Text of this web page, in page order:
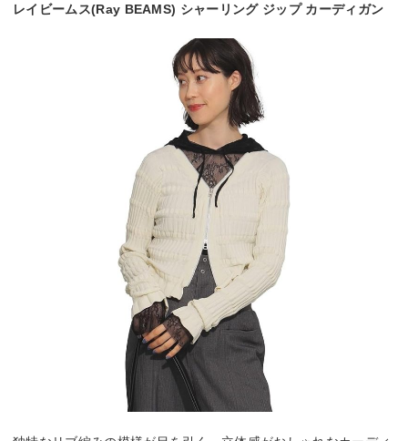
レイビームス(Ray BEAMS) シャーリング ジップ カーディガン